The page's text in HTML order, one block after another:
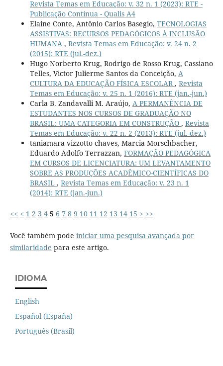
Revista Temas em Educação: v. 32 n. 1 (2023): RTE -
Publicação Contínua - Qualis A4
Elaine Conte, Antônio Carlos Basegio, TECNOLOGIAS
ASSISTIVAS: RECURSOS PEDAGÓGICOS À INCLUSÃO
HUMANA , Revista Temas em Educação: v. 24 n. 2
(2015): RTE (jul.-dez.)
Hugo Norberto Krug, Rodrigo de Rosso Krug, Cassiano
Telles, Victor Julierme Santos da Conceição, A
CULTURA DA EDUCAÇÃO FÍSICA ESCOLAR, Revista
Temas em Educação: v. 25 n. 1 (2016): RTE (jan.-jun.)
Carla B. Zandavalli M. Araújo, A PERMANÊNCIA DE
ESTUDANTES NOS CURSOS DE GRADUAÇÃO NO
BRASIL: UMA CATEGORIA EM CONSTRUÇÃO , Revista
Temas em Educação: v. 22 n. 2 (2013): RTE (jul.-dez.)
taniamara vizzotto chaves, Marcia Morschbacher,
Eduardo Adolfo Terrazzan, FORMAÇÃO PEDAGÓGICA
EM CURSOS DE LICENCIATURA: UM LEVANTAMENTO
SOBRE AS PRODUÇÕES ACADÊMICO-CIENTÍFICAS DO
BRASIL , Revista Temas em Educação: v. 23 n. 1
(2014): RTE (jan.-jun.)
<< < 1 2 3 4 5 6 7 8 9 10 11 12 13 14 15 > >>
Você também pode iniciar uma pesquisa avançada por
similaridade para este artigo.
IDIOMA
English
Español (España)
Português (Brasil)